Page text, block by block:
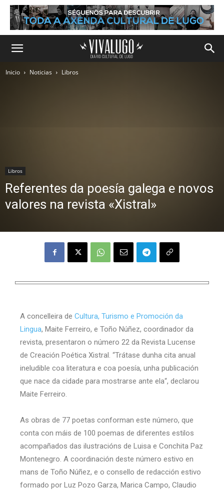
Inicio Noticias Libros
Libros
Referentes da poesía galega e novos
valores na revista «Xistral»
A concelleira de Cultura, Turismo e Promoción da
Lingua, Maite Ferreiro, e Toño Núñez, coordinador da
revista, presentaron o número 22 da Revista Lucense
de Creación Poética Xistral. “Trátase dunha cita anual
ineludible coa literatura e coa poesía, unha publicación
que nace da cidade para mostrarse ante ela“, declarou
Maite Ferreiro.
As obras de 77 poetas conforman este número, que
conta con máis de 100 poemas de diferentes estilos
acompañados das ilustracións de Luisa e Conchita Paz
Montenegro. A coordinación deste número estivo en
mans de Toño Núñez, e o consello de redacción estivo
formado por Luz Pozo Garza, Marica Campo, Claudio